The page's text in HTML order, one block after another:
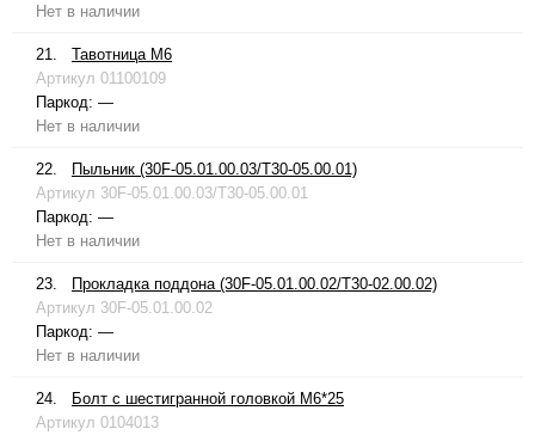
Нет в наличии
21.
Тавотница М6
Артикул 01100109
Паркод: —
Нет в наличии
22.
Пыльник (30F-05.01.00.03/T30-05.00.01)
Артикул 30F-05.01.00.03/T30-05.00.01
Паркод: —
Нет в наличии
23.
Прокладка поддона (30F-05.01.00.02/T30-02.00.02)
Артикул 30F-05.01.00.02
Паркод: —
Нет в наличии
24.
Болт с шестигранной головкой М6*25
Артикул 0104013